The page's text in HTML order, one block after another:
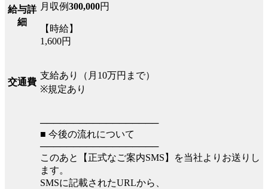
給与詳
細
月収例300,000円
【時給】
1,600円
交通費
支給あり（月10万円まで）
※規定あり
──────────────────
■ 今後の流れについて
──────────────────
このあと【正式なご案内SMS】を当社よりお送りし
ます。
SMSに記載されたURLから、